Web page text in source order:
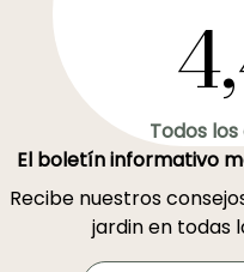
Todos
El boletín informativo
Recibe nuestros
jardin en todas